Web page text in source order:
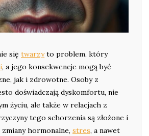
się twarzyto problem, który
, a jego konsekwencje mogą być
jak i zdrowotne. Osoby z
doświadczają dyskomfortu, nie
życiu, ale także w relacjach z
tego schorzenia są złożone i
hormonalne, stres, a nawet